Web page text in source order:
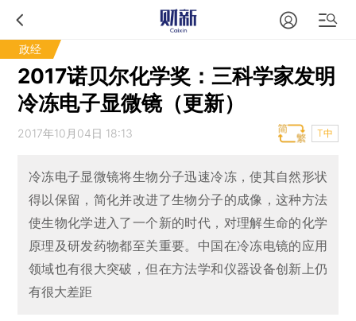
政经
2017诺贝尔化学奖：三科学家发明
冷冻电子显微镜（更新）
2017年10月04日 18:13 T中
冷冻电子显微镜将生物分子迅速冷冻，使其自然形状
得以保留，简化并改进了生物分子的成像，这种方法
使生物化学进入了一个新的时代，对理解生命的化学
原理及研发药物都至关重要。中国在冷冻电镜的应用
领域也有很大突破，但在方法学和仪器设备创新上仍
有很大差距